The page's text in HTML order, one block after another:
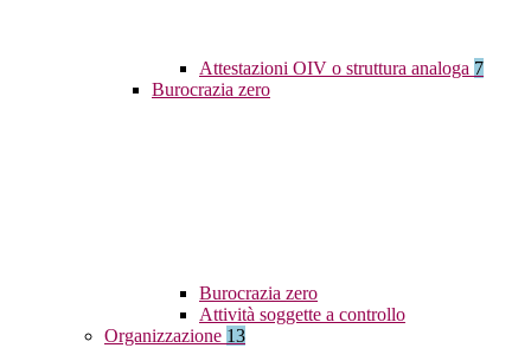
Attestazioni OIV o struttura analoga 7
Burocrazia zero
Burocrazia zero
Attività soggette a controllo
Organizzazione 13